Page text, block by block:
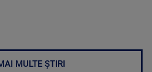
MULTE ȘTIRI